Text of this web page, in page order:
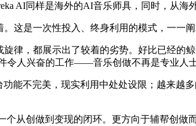
AI同样是海外的AI音乐师具，同时，从海
是一次性投入、终身利用的模式，一一阐
，都展示出了较着的劣势。好比已经的
令人兴奋的工作——音乐创做不再是专业人
不完美，现实利用中处处设限；越来越
从创做到变现的闭环。更方向于辅帮创做